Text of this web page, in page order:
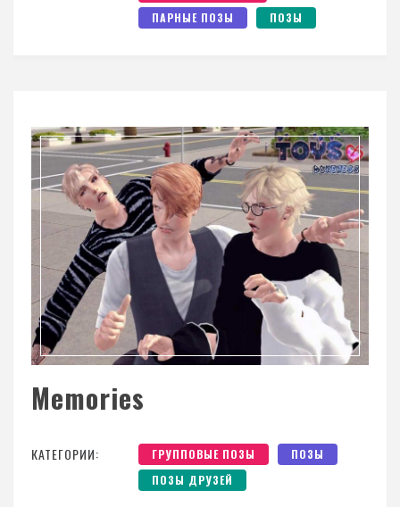
ПАРНЫЕ ПОЗЫ
ПОЗЫ
Memories
КАТЕГОРИИ: ГРУППОВЫЕ ПОЗЫ
ПОЗЫ
ПОЗЫ ДРУЗЕЙ